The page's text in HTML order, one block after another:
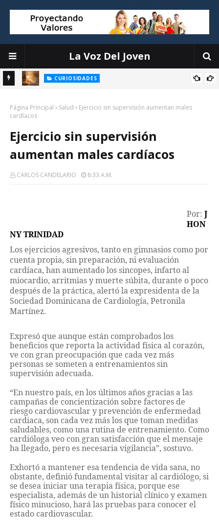
La Voz Del Joven
CURIOSIDADES
complicaciones
Página Principal Salud
Ejercicio sin supervisión aumentan males
cardíacos
Ejercicio sin supervisión
aumentan males cardíacos
CARLOS CANDELARIO 8:33 A.m.
Por: J
HON
NY TRINIDAD
Los ejercicios agresivos, tanto en gimnasios como por
cuenta propia, sin preparación, ni evaluación
cardíaca, han aumentado los sincopes, infarto al
miocardio, arritmias y muerte súbita, durante o poco
después de la práctica, alertó la expresidenta de la
Sociedad Dominicana de Cardiología, Petronila
Martínez.
Expresó que aunque están comprobados los
beneficios que reporta la actividad física al corazón,
ve con gran preocupación que cada vez más
personas se someten a entrenamientos sin
supervisión adecuada.
“En nuestro país, en los últimos años gracias a las
campañas de concientización sobre factores de
riesgo cardiovascular y prevención de enfermedad
cardiaca, son cada vez más los que toman medidas
saludables, como una rutina de entrenamiento. Como
cardióloga veo con gran satisfacción que el mensaje
ha llegado, pero es necesaria vigilancia”, sostuvo.
Exhortó a mantener esa tendencia de vida sana, no
obstante, definió fundamental visitar al cardiólogo, si
se desea iniciar una terapia física, porque ese
especialista, además de un historial clínico y examen
físico minucioso, hará las pruebas para conocer el
estado cardiovascular.